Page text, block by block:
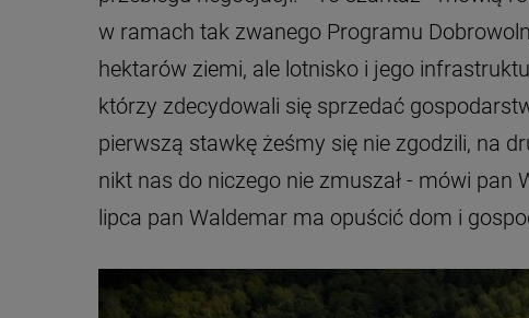
w ramach tak zwanego Programu
hektarów ziemi, ale lotnisko i jego
którzy zdecydowali się sprzedać
pierwszą stawkę żeśmy się nie zgodzili, na
nikt nas do niczego nie zmuszał - mówi pan
lipca pan Waldemar ma opuścić dom i